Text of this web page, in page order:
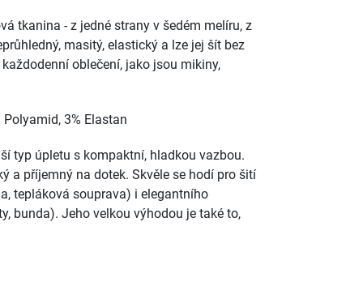
tkanina - z jedné strany v šedém melíru, z
masitý, elastický a lze jej šít bez
oblečení, jako jsou mikiny,
Polyamid, 3% Elastan
typ úpletu s kompaktní, hladkou vazbou.
a příjemný na dotek. Skvěle se hodí pro šití
tepláková souprava) i elegantního
bunda). Jeho velkou výhodou je také to,